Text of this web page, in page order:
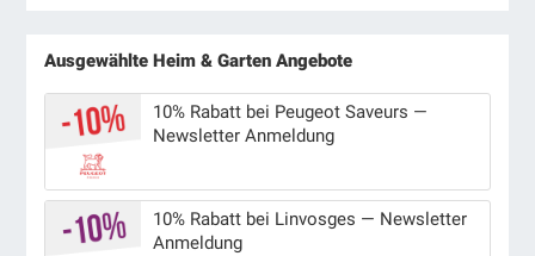
Ausgewählte Heim & Garten Angebote
10% Rabatt bei Peugeot Saveurs —
Newsletter Anmeldung
10% Rabatt bei Linvosges — Newsletter
Anmeldung